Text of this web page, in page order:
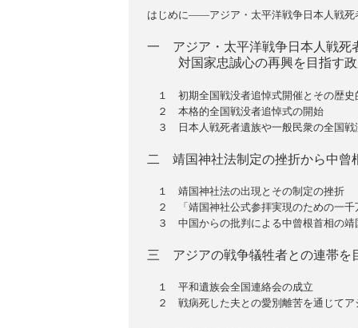
はじめに――アジア・太平洋戦争日本人戦死
一 アジア・太平洋戦争日本人戦死
対国家忠誠心の再興を目指す
１ 初期全国戦没者追悼式開催とその歴史
２ 本格的全国戦没者追悼式の開始
３ 日本人戦死者遺族や一般民衆の全国戦
二 靖国神社法制定の挫折から中曾
１ 靖国神社法の出現とその制定の挫折
２ 「靖国神社公式参拝実現のための一千
３ 中国からの批判による中曾根首相の靖
三 アジアの戦争犠牲者との連帯を
１ 平和遺族会全国連絡会の成立
２ 戦病死した夫との愛別離苦を通じてア